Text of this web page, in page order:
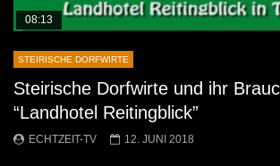
08:13
STEIRISCHE DORFWIRTE
Steirische Dorfwirte und ihr
“Landhotel Reitingblick”
ECHTZEIT-TV 12. JUNI 2018